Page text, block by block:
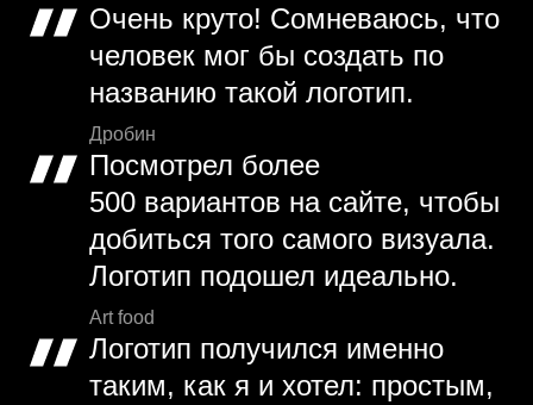
Очень круто! Сомневаюсь, что
человек мог бы создать по
названию такой логотип.
Дробин
Посмотрел более
500 вариантов на сайте, чтобы
добиться того самого визуала.
Логотип подошел идеально.
Art food
Логотип получился именно
таким, как я и хотел: простым,